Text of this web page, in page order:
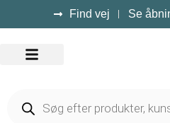
Find vej Se